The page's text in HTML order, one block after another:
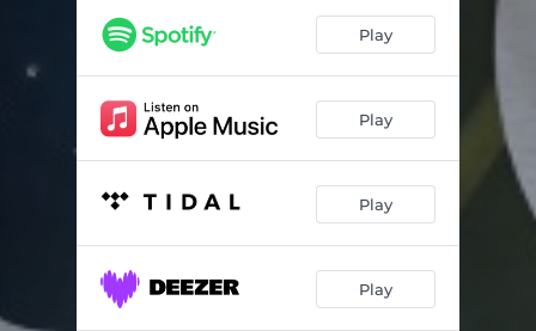
Play
Play
Play
Play